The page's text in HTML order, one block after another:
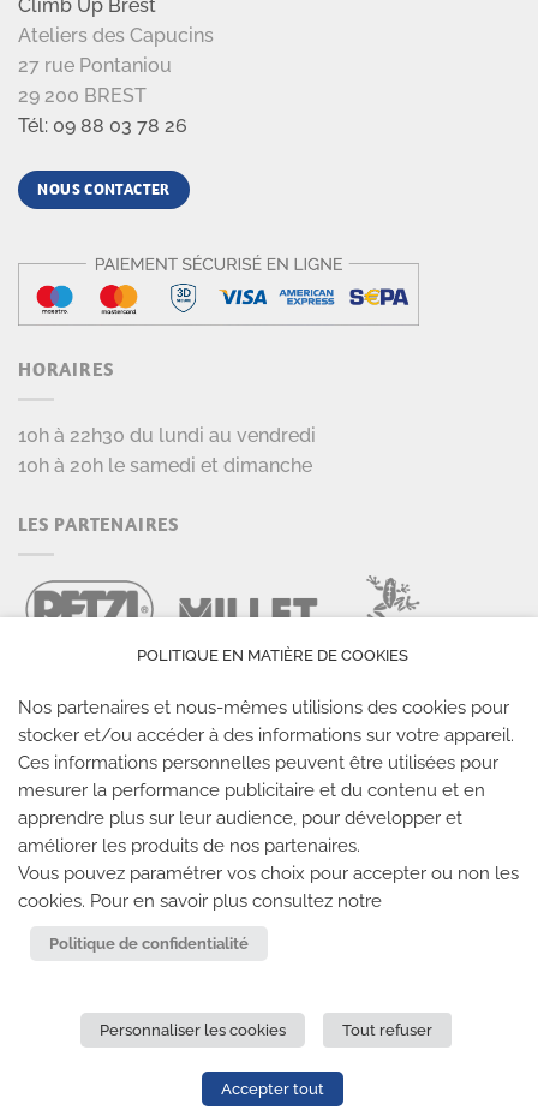
Climb Up Brest
Ateliers des Capucins
27 rue Pontaniou
29 200 BREST
Tél: 09 88 03 78 26
NOUS CONTACTER
HORAIRES
10h à 22h30 du lundi au vendredi
10h à 20h le samedi et dimanche
LES PARTENAIRES
LES SALLES CLIMB UP
Climb Up vous accueille dans ses salles, partout en
France
TROUVE TA SALLE
MENTIONS LÉGALES
CONFIDENTIALITÉ
POLITIQUE EN MATIÈRE DE COOKIES
Nos partenaires et nous-mêmes utilisions des cookies pour
stocker et/ou accéder à des informations sur votre appareil.
Ces informations personnelles peuvent être utilisées pour
mesurer la performance publicitaire et du contenu et en
apprendre plus sur leur audience, pour développer et
améliorer les produits de nos partenaires.
Vous pouvez paramétrer vos choix pour accepter ou non les
cookies. Pour en savoir plus consultez notre
Politique de confidentialité
Personnaliser les cookies Tout refuser
Accepter tout